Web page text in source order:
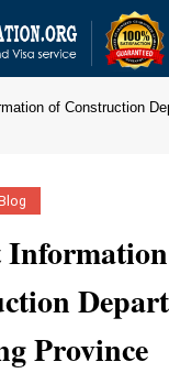
of Construction
Province